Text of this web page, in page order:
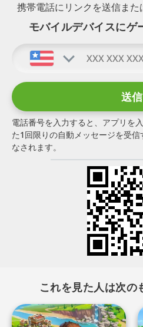
携帯電話にリンクを送信また
モバイルデバイスにゲ
電話番号を入力すると、アプリを
た1回限りの自動メッセージを受
なされます。
これを見た人は次の